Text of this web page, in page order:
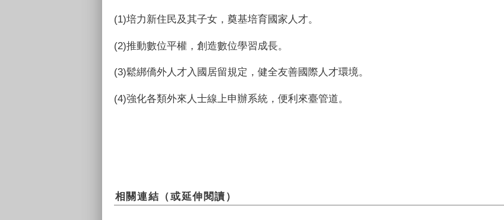
(1)培力新住民及其子女，奠基培育國家人才。
(2)推動數位平權，創造數位學習成長。
(3)鬆綁僑外人才入國居留規定，健全友善國際人才環境。
(4)強化各類外來人士線上申辦系統，便利來臺管道。
相關連結（或延伸閱讀）